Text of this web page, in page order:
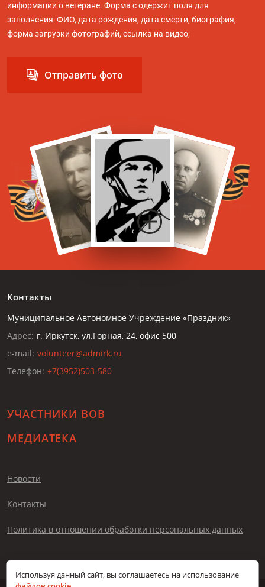
информации о ветеране. Форма с одержит поля для
заполнения: ФИО, дата рождения, дата смерти, биография,
форма загрузки фотографий, ссылка на видео;
Отправить фото
Контакты
Муниципальное Автономное Учреждение «Праздник»
Адрес: г. Иркутск, ул.Горная, 24, офис 500
e-mail: volunteer@admirk.ru
Телефон: +7(3952)503-580
УЧАСТНИКИ ВОВ
МЕДИАТЕКА
Новости
Контакты
Политика в отношении обработки персональных данных
Используя данный сайт, вы соглашаетесь на использование